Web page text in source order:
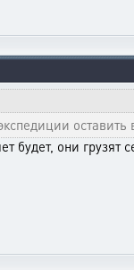
оставить
будет, они